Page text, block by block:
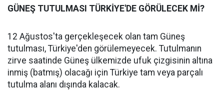
GÜNEŞ TUTULMASI TÜRKİYE'DE GÖRÜLECEK Mİ?
12 Ağustos'ta gerçekleşecek olan tam Güneş
tutulması, Türkiye'den görülemeyecek. Tutulmanın
zirve saatinde Güneş ülkemizde ufuk çizgisinin altına
inmiş (batmış) olacağı için Türkiye tam veya parçalı
tutulma alanı dışında kalacak.